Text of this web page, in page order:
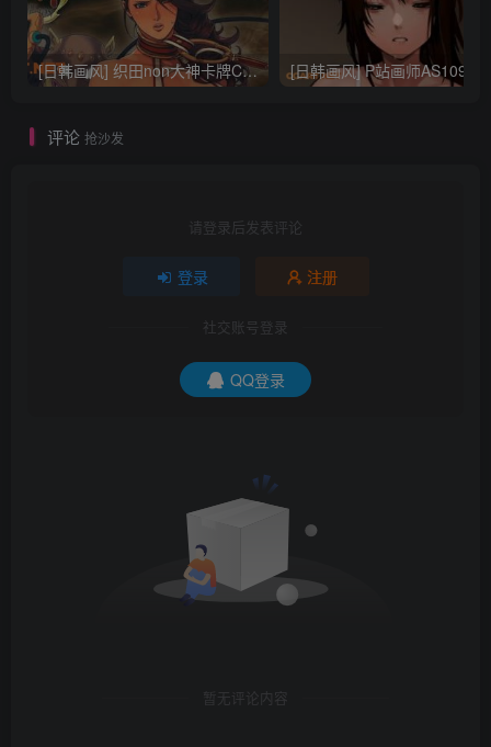
[日韩画风] 织田non大神卡牌CG插画设计画集256P 161M_CG原画资源
评论 抢沙发
请登录后发表评论
登录 注册
社交账号登录
QQ登录
暂无评论内容